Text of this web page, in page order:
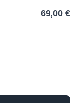
69,00 €